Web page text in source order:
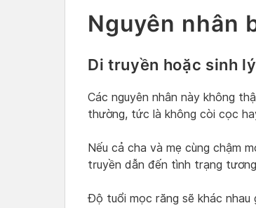
Nguyên nhân
Di truyền hoặc sinh lý
Các nguyên nhân này không
thường, tức là không còi cọc
Nếu cả cha và mẹ cùng chậm
truyền dẫn đến tình trạng
Độ tuổi mọc răng sẽ khác